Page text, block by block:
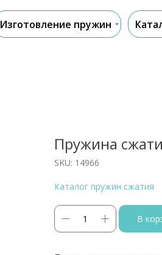
Изготовление пружин
Пружина
SKU: 14966
Каталог пружин сжатия
В